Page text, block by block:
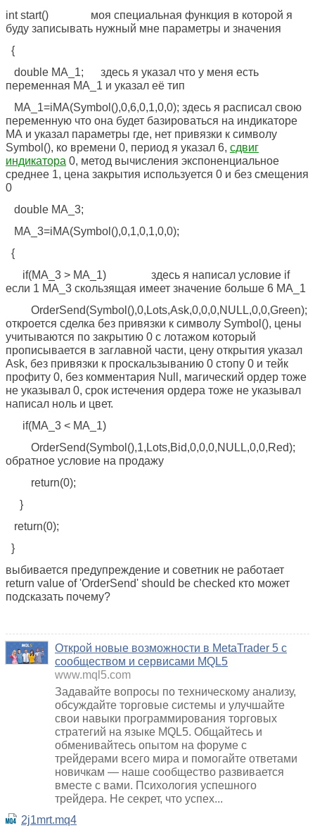
int start() моя специальная функция в которой я
буду записывать нужный мне параметры и значения
{
double MA_1; здесь я указал что у меня есть
переменная MA_1 и указал её тип
MA_1=iMA(Symbol(),0,6,0,1,0,0); здесь я расписал свою
переменную что она будет базироваться на индикаторе
МА и указал параметры где, нет привязки к символу
Symbol(), ко времени 0, период я указал 6, сдвиг
индикатора 0, метод вычисления экспоненциальное
среднее 1, цена закрытия используется 0 и без смещения
0
double MA_3;
MA_3=iMA(Symbol(),0,1,0,1,0,0);
{
if(MA_3 > MA_1) здесь я написал условие if
если 1 MA_3 скользящая имеет значение больше 6 MA_1
OrderSend(Symbol(),0,Lots,Ask,0,0,0,NULL,0,0,Green);
откроется сделка без привязки к символу Symbol(), цены
учитываются по закрытию 0 с лотажом который
прописывается в заглавной части, цену открытия указал
Ask, без привязки к проскальзыванию 0 стопу 0 и тейк
профиту 0, без комментария Null, магический ордер тоже
не указывал 0, срок истечения ордера тоже не указывал
написал ноль и цвет.
if(MA_3 < MA_1)
OrderSend(Symbol(),1,Lots,Bid,0,0,0,NULL,0,0,Red);
обратное условие на продажу
return(0);
}
return(0);
}
выбивается предупреждение и советник не работает
return value of 'OrderSend' should be checked кто может
подсказать почему?
Открой новые возможности в MetaTrader 5 с
сообществом и сервисами MQL5
www.mql5.com
Задавайте вопросы по техническому анализу,
обсуждайте торговые системы и улучшайте
свои навыки программирования торговых
стратегий на языке MQL5. Общайтесь и
обменивайтесь опытом на форуме с
трейдерами всего мира и помогайте ответами
новичкам — наше сообщество развивается
вместе с вами. Психология успешного
трейдера. Не секрет, что успех...
2j1mrt.mq4